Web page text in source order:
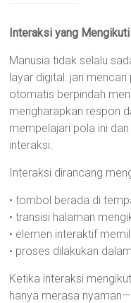
Interaksi yang
Manusia tidak selalu
layar digital: jari
otomatis berpindah
mengharapkan respon
mempelajari pola ini
interaksi.
Interaksi dirancang
• tombol berada di
• transisi halaman
• elemen interaktif
• proses dilakukan
Ketika interaksi
hanya merasa